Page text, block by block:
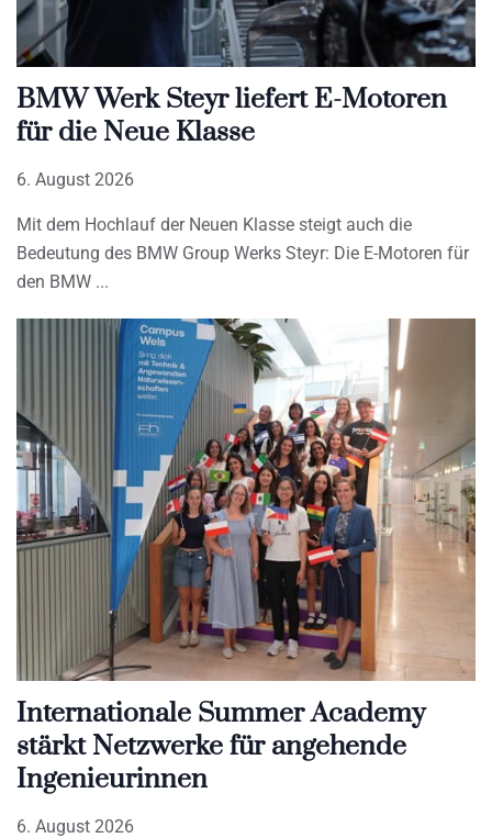
BMW Werk Steyr liefert E-Motoren
für die Neue Klasse
6. August 2026
Mit dem Hochlauf der Neuen Klasse steigt auch die
Bedeutung des BMW Group Werks Steyr: Die E-Motoren für
den BMW
Internationale Summer Academy
stärkt Netzwerke für angehende
Ingenieurinnen
6. August 2026